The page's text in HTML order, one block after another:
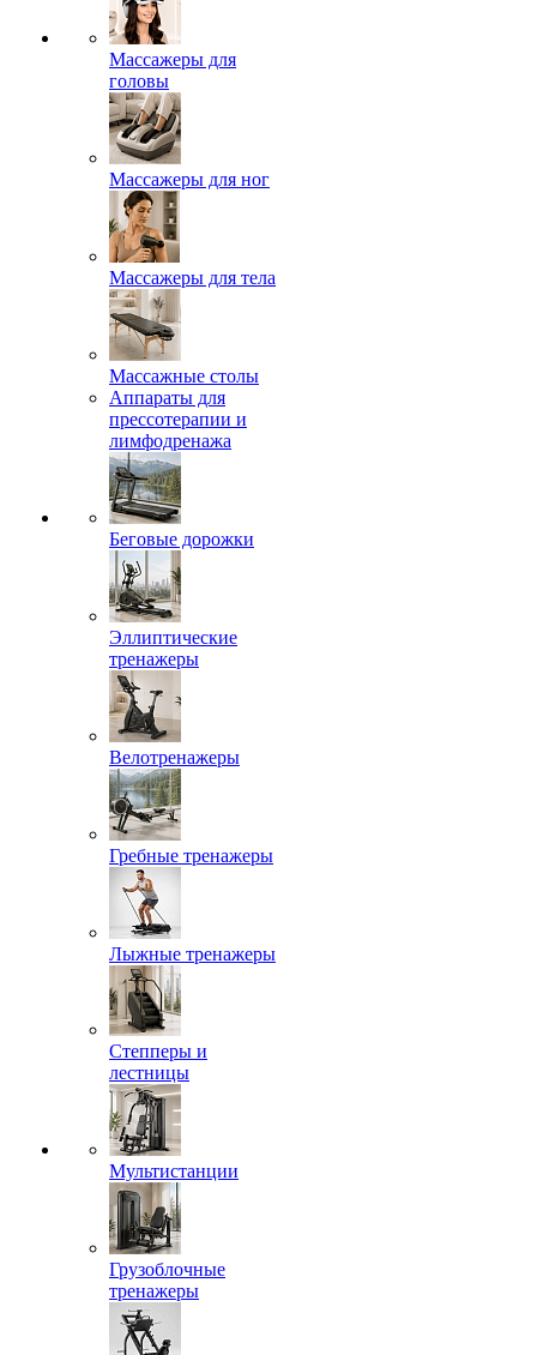
Массажеры для
головы
Массажеры для ног
Массажеры для тела
Массажные столы
Аппараты для
прессотерапии и
лимфодренажа
Беговые дорожки
Эллиптические
тренажеры
Велотренажеры
Гребные тренажеры
Лыжные тренажеры
Степперы и
лестницы
Мультистанции
Грузоблочные
тренажеры